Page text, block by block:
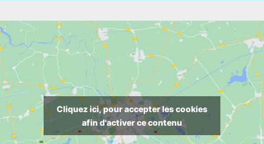
Cliquez ici, pour accepter les cookies
afin d'activer ce contenu